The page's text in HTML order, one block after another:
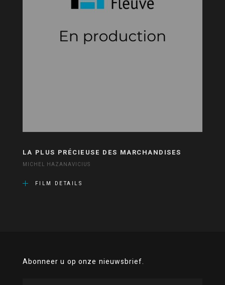
LA PLUS PRÉCIEUSE DES MARCHANDISES
MICHEL HAZANAVICIUS
FILM DETAILS
Abonneer u op onze nieuwsbrief.